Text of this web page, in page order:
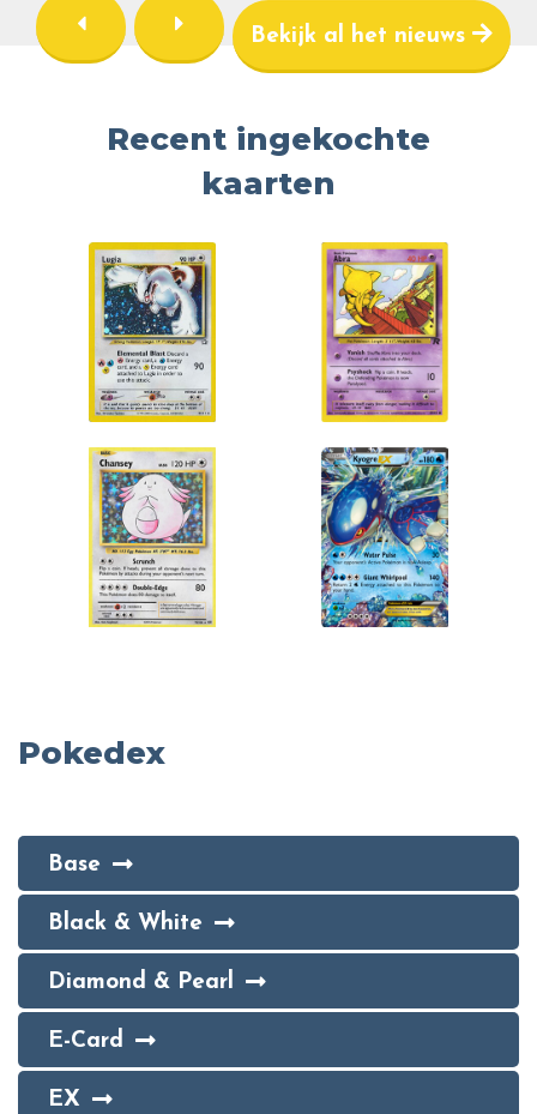
Bekijk al het nieuws
Recent ingekochte
kaarten
Pokedex
Base
Black & White
Diamond & Pearl
E-Card
EX